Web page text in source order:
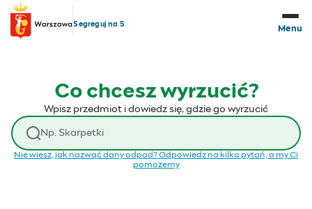
Przejdź do treści
Segreguj na 5
Menu
Co chcesz wyrzucić?
Wpisz przedmiot i dowiedz się, gdzie go wyrzucić
Wyszukaj odpad
Nie wiesz, jak nazwać dany odpad? Odpowiedz na kilka pytań, a my Ci
pomożemy